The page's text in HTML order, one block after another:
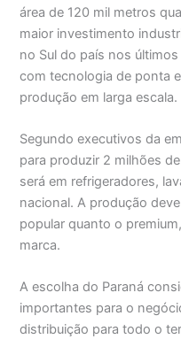
área de 120 mil metros
maior investimento
no Sul do país nos
com tecnologia de ponta
produção em larga escala.
Segundo executivos da
para produzir 2 milhões
será em refrigeradores,
nacional. A produção
popular quanto o
marca.
A escolha do Paraná
importantes para o
distribuição para todo o